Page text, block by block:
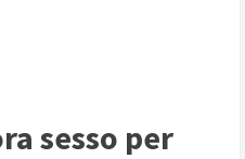
sesso per